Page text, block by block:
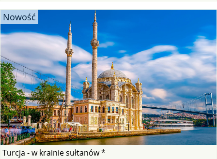
Turcja - w krainie sułtanów *
Nowość